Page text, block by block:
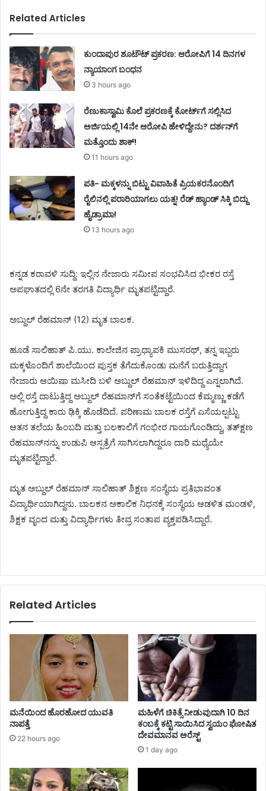
Related Articles
ಕುಂದಾಪುರ ಶೂಟೌಟ್ ಪ್ರಕರಣ: ಆರೋಪಿಗೆ 14 ದಿನಗಳ
ನ್ಯಾಯಾಂಗ ಬಂಧನ
3 hours ago
ರೆಣುಕಾಸ್ವಾಮಿ ಕೊಲೆ ಪ್ರಕರಣಕ್ಕೆ ಕೋರ್ಟ್‌ಗೆ ಸಲ್ಲಿಸಿದ
ಅರ್ಜಿಯಲ್ಲಿ 14ನೇ ಆರೋಪಿ ಹೇಳಿದ್ದೇನು? ದರ್ಶನ್‌ಗೆ
ಮತ್ತೊಂದು ಶಾಕ್!
11 hours ago
ಪತಿ- ಮಕ್ಕಳನ್ನು ಬಿಟ್ಟು ವಿವಾಹಿತೆ ಪ್ರಿಯಕರನೊಂದಿಗೆ
ರೈಲಿನಲ್ಲಿ ಪರಾರಿಯಾಗಲು ಯತ್ನ! ರೆಡ್ ಹ್ಯಾಂಡ್ ಸಿಕ್ಕಿ ಬಿದ್ದು
ಹೈಡ್ರಾಮಾ!
13 hours ago
ಕನ್ನಡ ಕರಾವಳಿ ಸುದ್ದಿ: ಇಲ್ಲಿನ ನೇಜಾರು ಸಮೀಪ ಸಂಭವಿಸಿದ ಭೀಕರ ರಸ್ತೆ
ಅಪಘಾತದಲ್ಲಿ 6ನೇ ತರಗತಿ ವಿದ್ಯಾರ್ಥಿ ಮೃತಪಟ್ಟಿದ್ದಾರೆ.
ಅಬ್ದುಲ್ ರೆಹಮಾನ್ (12) ಮೃತ ಬಾಲಕ.
ಹೂಡೆ ಸಾಲಿಹಾತ್ ಪಿ.ಯು. ಕಾಲೇಜಿನ ಪ್ರಾಧ್ಯಾಪಕಿ ಮುಸರಥ್, ತನ್ನ ಇಬ್ಬರು
ಮಕ್ಕಳೊಂದಿಗೆ ಶಾಲೆಯಿಂದ ಪುಸ್ತಕ ತೆಗೆದುಕೊಂಡು ಮನೆಗೆ ಬರುತ್ತಿದ್ದಾಗ
ನೇಜಾರು ಆಯಿಷಾ ಮಸೀದಿ ಬಳಿ ಅಬ್ದುಲ್ ರೆಹಮಾನ್ ಇಳಿದಿದ್ದ ಎನ್ನಲಾಗಿದೆ.
ಅಲ್ಲಿ ರಸ್ತೆ ದಾಟುತ್ತಿದ್ದ ಅಬ್ದುಲ್ ರೆಹಮಾನ್‌ಗೆ ಸಂತೆಕಟ್ಟೆಯಿಂದ ಕೆಮ್ಮಣ್ಣು ಕಡೆಗೆ
ಹೋಗುತ್ತಿದ್ದ ಕಾರು ಢಿಕ್ಕಿ ಹೊಡೆದಿದೆ. ಪರಿಣಾಮ ಬಾಲಕ ರಸ್ತೆಗೆ ಎಸೆಯಲ್ಪಟ್ಟು
ಆತನ ತಲೆಯ ಹಿಂಬದಿ ಮತ್ತು ಬಲಕಾಲಿಗೆ ಗಂಭೀರ ಗಾಯಗೊಂಡಿದ್ದು, ತತ್‌ಕ್ಷಣ
ರೆಹಮಾನ್‌ನನ್ನು ಉಡುಪಿ ಆಸ್ಪತ್ರೆಗೆ ಸಾಗಿಸಲಾಗಿದ್ದರೂ ದಾರಿ ಮಧ್ಯೆಯೇ
ಮೃತಪಟ್ಟಿದ್ದಾರೆ.
ಮೃತ ಅಬ್ದುಲ್ ರೆಹಮಾನ್ ಸಾಲಿಹಾತ್ ಶಿಕ್ಷಣ ಸಂಸ್ಥೆಯ ಪ್ರತಿಭಾವಂತ
ವಿದ್ಯಾರ್ಥಿಯಾಗಿದ್ದನು. ಬಾಲಕನ ಅಕಾಲಿಕ ನಿಧನಕ್ಕೆ ಸಂಸ್ಥೆಯ ಆಡಳಿತ ಮಂಡಳಿ,
ಶಿಕ್ಷಕ ವೃಂದ ಮತ್ತು ವಿದ್ಯಾರ್ಥಿಗಳು ತೀವ್ರ ಸಂತಾಪ ವ್ಯಕ್ತಪಡಿಸಿದ್ದಾರೆ.
Related Articles
ಮನೆಯಿಂದ ಹೊರಹೋದ ಯುವತಿ
ನಾಪತ್ತೆ
22 hours ago
ಮಹಿಳೆಗೆ ಚಿಕಿತ್ಸೆ ನೀಡುವುದಾಗಿ 10 ದಿನ
ಕಂಬಕ್ಕೆ ಕಟ್ಟಿ ಸಾಯಿಸಿದ ಸ್ವಯಂ ಘೋಷಿತ
ದೇವಮಾನವ ಅರೆಸ್ಟ್
1 day ago